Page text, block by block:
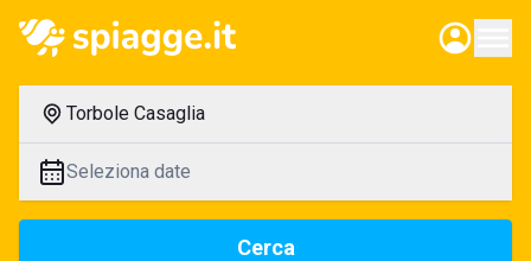
Torbole Casaglia
Seleziona date
Cerca